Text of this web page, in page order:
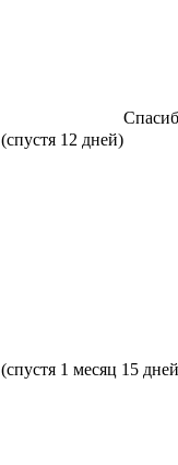
(спустя 12 дней)
(спустя 1 месяц 15